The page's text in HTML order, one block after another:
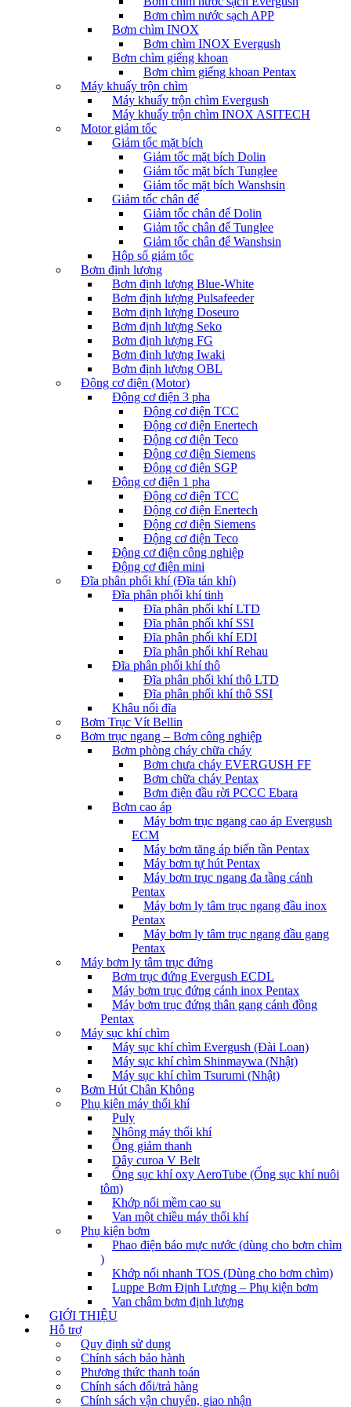
Bơm chìm nước sạch APP
Bơm chìm INOX
Bơm chìm INOX Evergush
Bơm chìm giếng khoan
Bơm chìm giếng khoan Pentax
Máy khuấy trộn chìm
Máy khuấy trộn chìm Evergush
Máy khuấy trộn chìm INOX ASITECH
Motor giảm tốc
Giảm tốc mặt bích
Giảm tốc mặt bích Dolin
Giảm tốc mặt bích Tunglee
Giảm tốc mặt bích Wanshsin
Giảm tốc chân đế
Giảm tốc chân đế Dolin
Giảm tốc chân đế Tunglee
Giảm tốc chân đế Wanshsin
Hộp số giảm tốc
Bơm định lượng
Bơm định lượng Blue-White
Bơm định lượng Pulsafeeder
Bơm định lượng Doseuro
Bơm định lượng Seko
Bơm định lượng FG
Bơm định lượng Iwaki
Bơm định lượng OBL
Động cơ điện (Motor)
Động cơ điện 3 pha
Động cơ điện TCC
Động cơ điện Enertech
Động cơ điện Teco
Động cơ điện Siemens
Động cơ điện SGP
Động cơ điện 1 pha
Động cơ điện TCC
Động cơ điện Enertech
Động cơ điện Siemens
Động cơ điện Teco
Động cơ điện công nghiệp
Động cơ điện mini
Đĩa phân phối khí (Đĩa tán khí)
Đĩa phân phối khí tinh
Đĩa phân phối khí LTD
Đĩa phân phối khí SSI
Đĩa phân phối khí EDI
Đĩa phân phối khí Rehau
Đĩa phân phối khí thô
Đĩa phân phối khí thô LTD
Đĩa phân phối khí thô SSI
Khâu nối đĩa
Bơm Trục Vít Bellin
Bơm trục ngang – Bơm công nghiệp
Bơm phòng cháy chữa cháy
Bơm chưa cháy EVERGUSH FF
Bơm chữa cháy Pentax
Bơm điện đầu rời PCCC Ebara
Bơm cao áp
Máy bơm trục ngang cao áp Evergush
ECM
Máy bơm tăng áp biến tần Pentax
Máy bơm tự hút Pentax
Máy bơm trục ngang đa tầng cánh
Pentax
Máy bơm ly tâm trục ngang đầu inox
Pentax
Máy bơm ly tâm trục ngang đầu gang
Pentax
Máy bơm ly tâm trục đứng
Bơm trục đứng Evergush ECDL
Máy bơm trục đứng cánh inox Pentax
Máy bơm trục đứng thân gang cánh đồng
Pentax
Máy sục khí chìm
Máy sục khí chìm Evergush (Đài Loan)
Máy sục khí chìm Shinmaywa (Nhật)
Máy sục khí chìm Tsurumi (Nhật)
Bơm Hút Chân Không
Phụ kiện máy thổi khí
Puly
Nhông máy thổi khí
Ống giảm thanh
Dây curoa V Belt
Ống sục khí oxy AeroTube (Ống sục khí nuôi
tôm)
Khớp nối mềm cao su
Van một chiều máy thổi khí
Phụ kiện bơm
Phao điện báo mực nước (dùng cho bơm chìm
)
Khớp nối nhanh TOS (Dùng cho bơm chìm)
Luppe Bơm Định Lượng – Phụ kiện bơm
Van châm bơm định lượng
GIỚI THIỆU
Hỗ trợ
Quy định sử dụng
Chính sách bảo hành
Phương thức thanh toán
Chính sách đổi/trả hàng
Chính sách vận chuyển, giao nhận